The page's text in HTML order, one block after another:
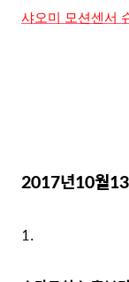
샤오미 모션센서
2017년10월13
1.